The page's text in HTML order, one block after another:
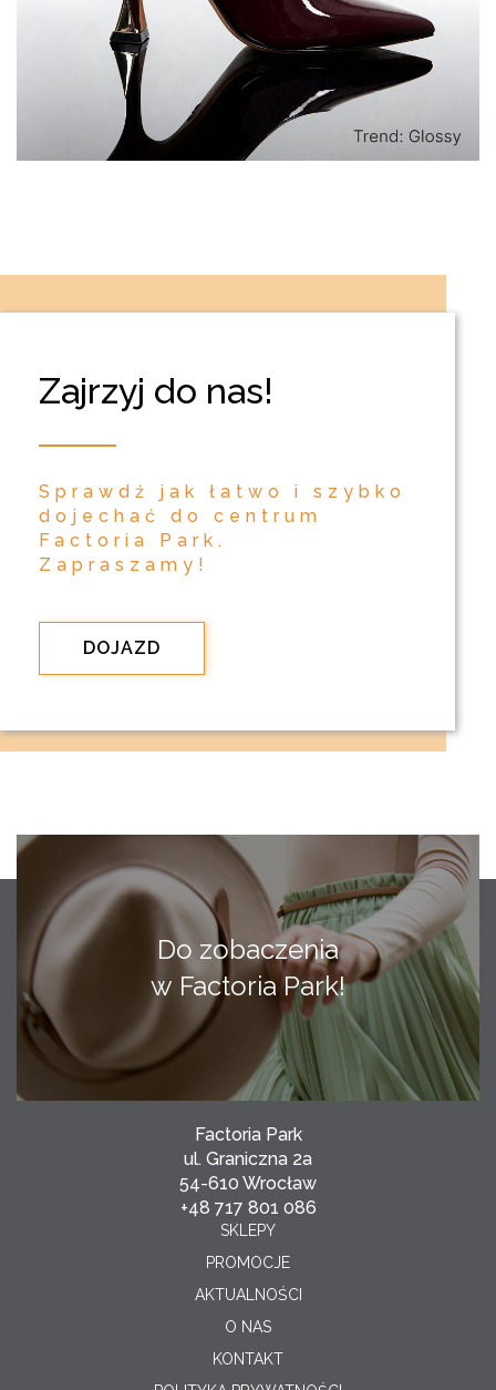
Zajrzyj do nas!
Sprawdź jak łatwo i szybko
dojechać do centrum
Factoria Park.
Zapraszamy!
DOJAZD
Do zobaczenia
w Factoria Park!
Factoria Park
ul. Graniczna 2a
54-610 Wrocław
+48 717 801 086
SKLEPY
PROMOCJE
AKTUALNOŚCI
O NAS
KONTAKT